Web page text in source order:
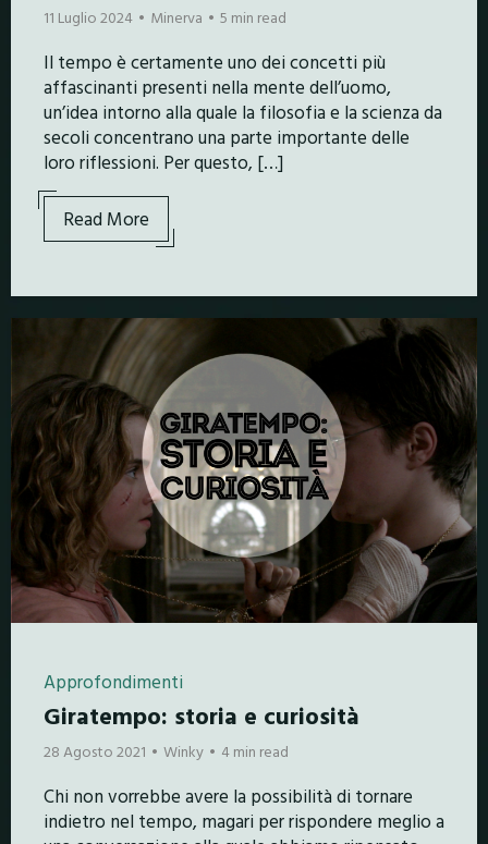
11 Luglio 2024 Minerva 5 min read
Il tempo è certamente uno dei concetti più
affascinanti presenti nella mente dell’uomo,
un’idea intorno alla quale la filosofia e la scienza da
secoli concentrano una parte importante delle
loro riflessioni. Per questo, […]
Read More
Approfondimenti
Giratempo: storia e curiosità
28 Agosto 2021 Winky 4 min read
Chi non vorrebbe avere la possibilità di tornare
indietro nel tempo, magari per rispondere meglio a